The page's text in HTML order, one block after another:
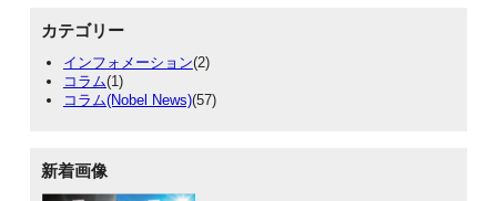
カテゴリー
インフォメーション(2)
コラム(1)
コラム(Nobel News)(57)
新着画像